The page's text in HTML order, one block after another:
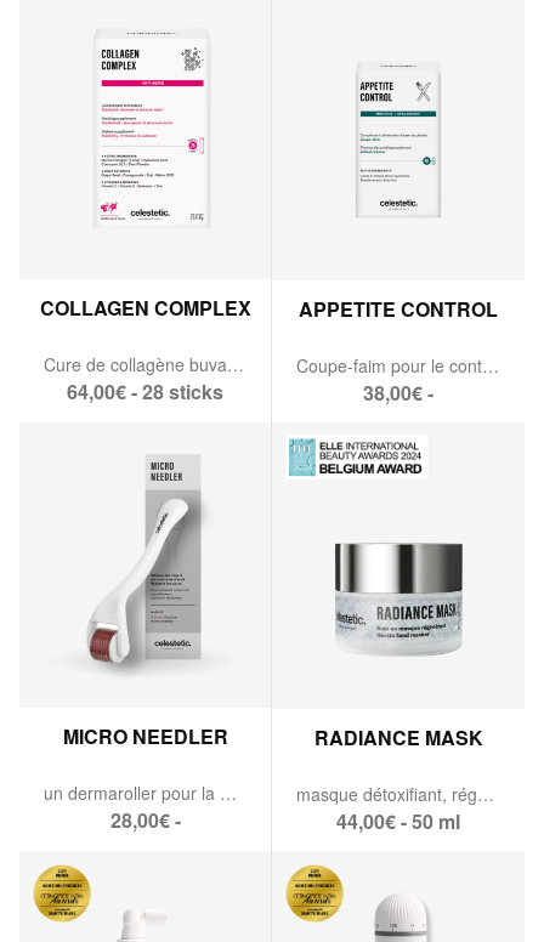
COLLAGEN COMPLEX
Cure de collagène buvable.
64,00€ - 28 sticks
APPETITE CONTROL
Coupe-faim pour le contrôle de l’appétit
38,00€ -
MICRO NEEDLER
un dermaroller pour la maison.
28,00€ -
RADIANCE MASK
masque détoxifiant, régénérant & protecteur d'ADN.
44,00€ - 50 ml